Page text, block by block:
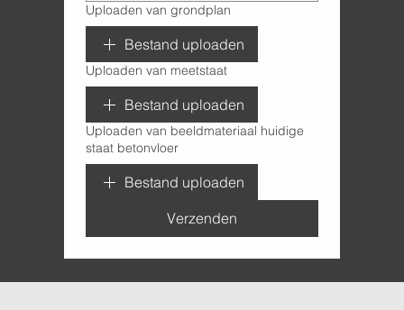
Uploaden van grondplan
Bestand uploaden
Uploaden van meetstaat
Bestand uploaden
Uploaden van beeldmateriaal huidige
staat betonvloer
Bestand uploaden
Verzenden